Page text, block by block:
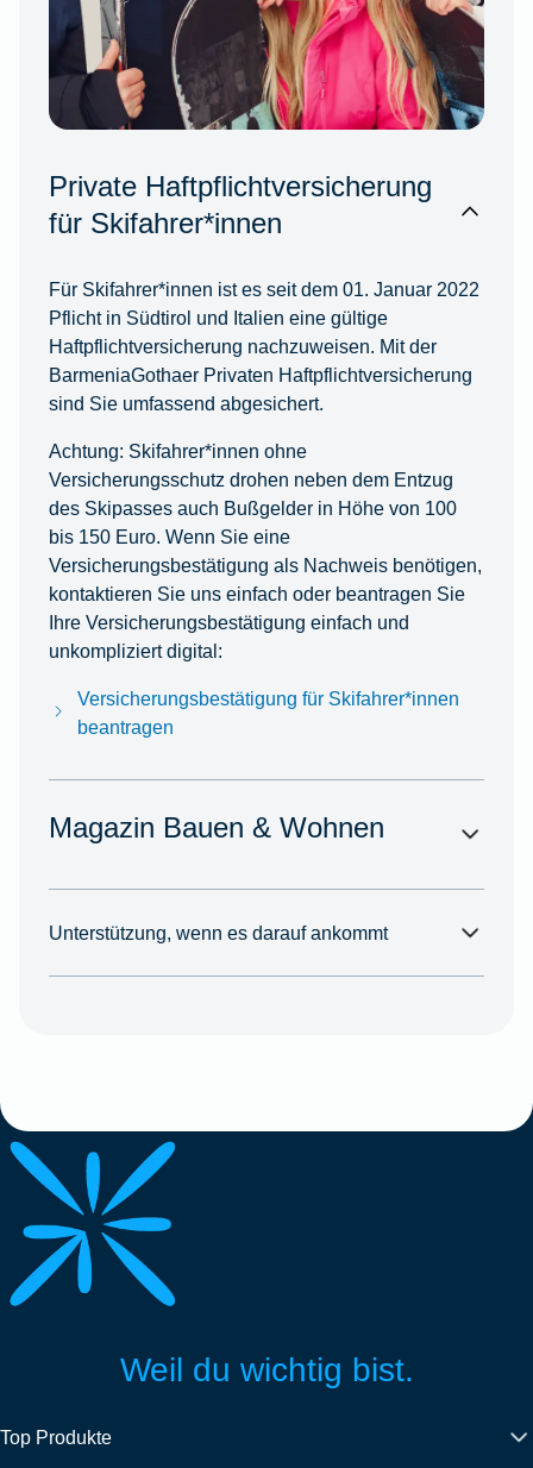
Private Haftpflichtversicherung
für Skifahrer*innen
Für Skifahrer*innen ist es seit dem 01. Januar 2022
Pflicht in Südtirol und Italien eine gültige
Haftpflichtversicherung nachzuweisen. Mit der
BarmeniaGothaer Privaten Haftpflichtversicherung
sind Sie umfassend abgesichert.
Achtung: Skifahrer*innen ohne
Versicherungsschutz drohen neben dem Entzug
des Skipasses auch Bußgelder in Höhe von 100
bis 150 Euro. Wenn Sie eine
Versicherungsbestätigung als Nachweis benötigen,
kontaktieren Sie uns einfach oder beantragen Sie
Ihre Versicherungsbestätigung einfach und
unkompliziert digital:
Versicherungsbestätigung für Skifahrer*innen
beantragen
Magazin Bauen & Wohnen
Unterstützung, wenn es darauf ankommt
Weil du wichtig bist.
Top Produkte